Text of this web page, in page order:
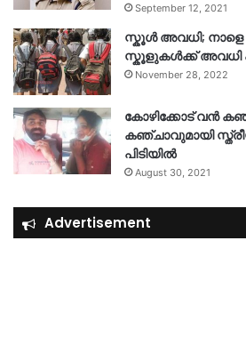
September 12, 2021
സ്കൂൾ അവധി; നാളെ
സ്കൂളുകൾക്ക് അവധി
November 28, 2022
കോഴിക്കോട് വൻ
കഞ്ചാവുമായി
പിടിയിൽ
August 30, 2021
Advertisement